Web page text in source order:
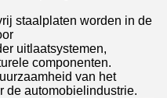
staalplaten worden in de
uitlaatsystemen,
componenten.
van het
de automobielindustrie.